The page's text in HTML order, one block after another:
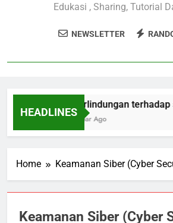
Edukasi , Sharing, Tutorial
NEWSLETTER
HEADLINES
Perlindungan terhadap
1 Year Ago
Home Keamanan Siber (Cyber
Keamanan Siber (Cyber